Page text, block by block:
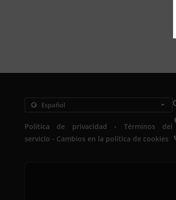
Política de privacidad .
Términos del
servicio . Cambios en la política de cookies